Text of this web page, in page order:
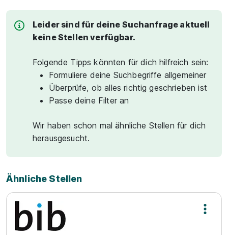
Leider sind für deine Suchanfrage aktuell
keine Stellen verfügbar.
Folgende Tipps könnten für dich hilfreich sein:
Formuliere deine Suchbegriffe allgemeiner
Überprüfe, ob alles richtig geschrieben ist
Passe deine Filter an
Wir haben schon mal ähnliche Stellen für dich
herausgesucht.
Ähnliche Stellen